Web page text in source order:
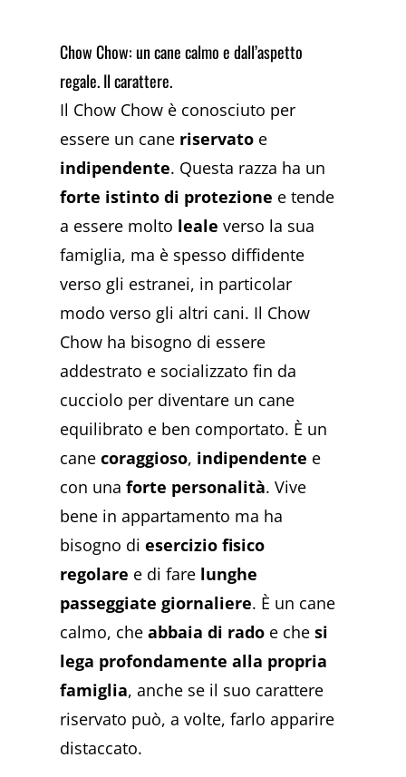
Chow Chow: un cane calmo e dall’aspetto
regale. Il carattere.
Il Chow Chow è conosciuto per
essere un cane riservato e
indipendente. Questa razza ha un
forte istinto di protezione e tende
a essere molto leale verso la sua
famiglia, ma è spesso diffidente
verso gli estranei, in particolar
modo verso gli altri cani. Il Chow
Chow ha bisogno di essere
addestrato e socializzato fin da
cucciolo per diventare un cane
equilibrato e ben comportato. È un
canecoraggioso, indipendente e
con unaforte personalità. Vive
bene in appartamento ma ha
bisogno diesercizio fisico
regolare e di fare lunghe
passeggiate giornaliere. È un cane
calmo, cheabbaia di rado e chesi
lega profondamente alla propria
famiglia, anche se il suo carattere
riservato può, a volte, farlo apparire
distaccato.